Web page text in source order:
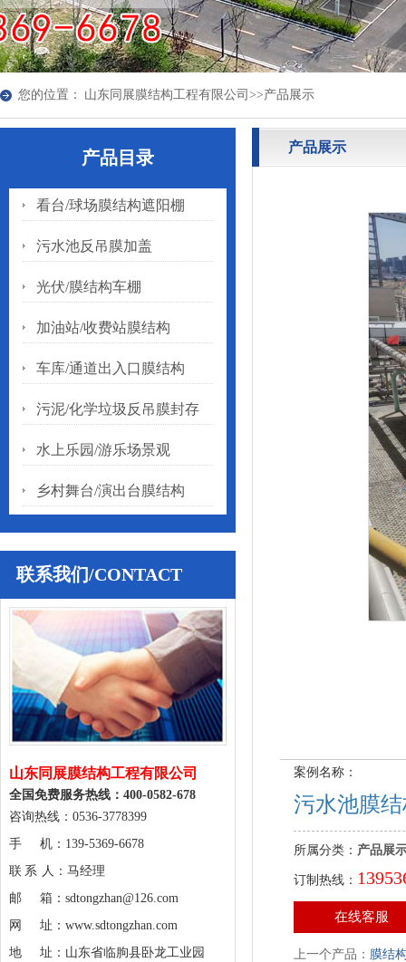
您的位置： 山东同展膜结构工程有限公司 >>产品展示
产品目录
看台/球场膜结构遮阳棚
污水池反吊膜加盖
光伏/膜结构车棚
加油站/收费站膜结构
车库/通道出入口膜结构
污泥/化学垃圾反吊膜封存
水上乐园/游乐场景观
乡村舞台/演出台膜结构
联系我们/CONTACT
山东同展膜结构工程有限公司
全国免费服务热线：400-0582-678
咨询热线：0536-3778399
手 机：139-5369-6678
联 系 人：马经理
邮 箱：sdtongzhan@126.com
网 址：www.sdtongzhan.com
地 址：山东省临朐县卧龙工业园
产品展示
案例名称：
污水池膜
所属分类： 产品展
订制热线：
在线客服
上一个产品： 膜结